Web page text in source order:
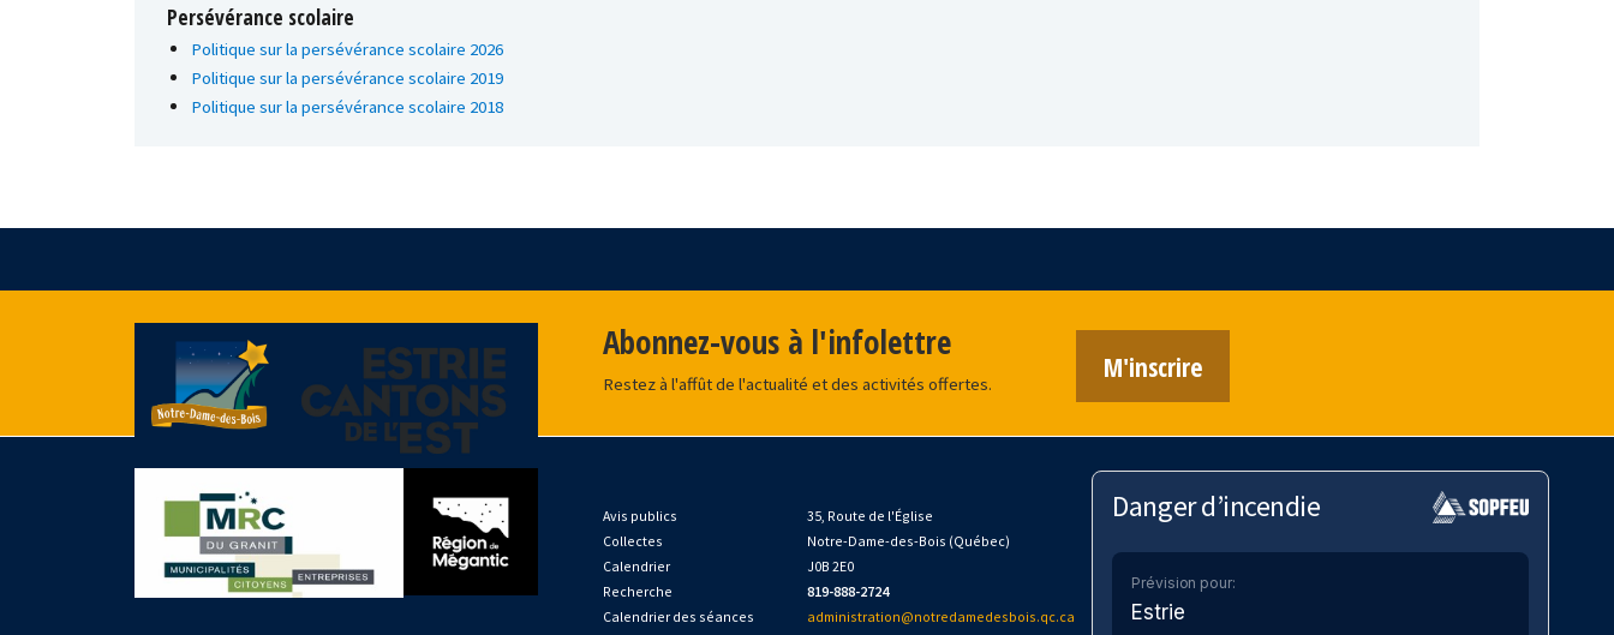
Persévérance scolaire
Politique sur la persévérance scolaire 2026
Politique sur la persévérance scolaire 2019
Politique sur la persévérance scolaire 2018
Avis publics
Collectes
Calendrier
Recherche
Calendrier des séances
35, Route de l'Église
Notre-Dame-des-Bois (Québec)
J0B 2E0
819-888-2724
administration@notredamedesbois.qc.ca
Danger d’incendie
Prévision pour:
Estrie
Abonnez-vous à l'infolettre
Restez à l'affût de l'actualité et des activités offertes.
M'inscrire